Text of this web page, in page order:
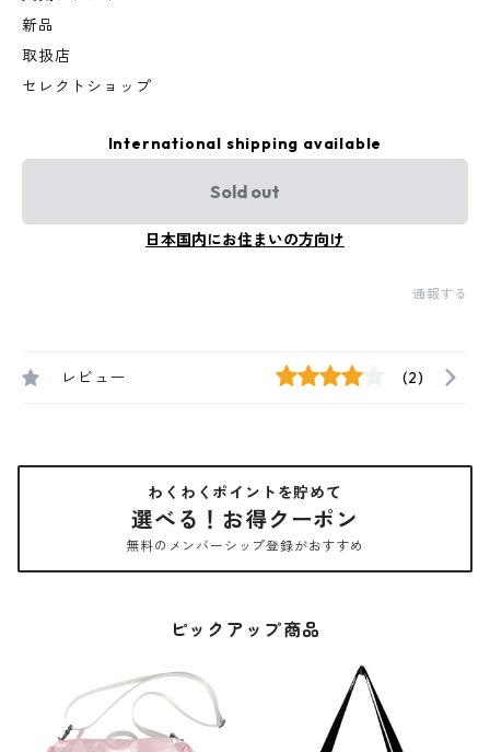
新品
取扱店
セレクトショップ
International shipping available
Sold out
日本国内にお住まいの方向け
通報する
レビュー (2)
わくわくポイントを貯めて
選べる！お得クーポン
無料のメンバーシップ登録がおすすめ
ピックアップ商品